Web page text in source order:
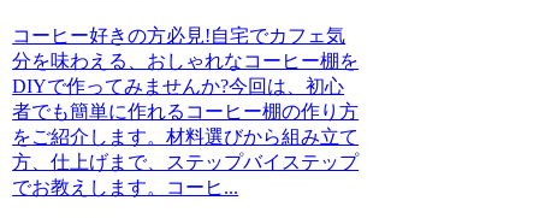
コーヒー好きの方必見!自宅でカフェ気
分を味わえる、おしゃれなコーヒー棚を
DIYで作ってみませんか?今回は、初心
者でも簡単に作れるコーヒー棚の作り方
をご紹介します。材料選びから組み立て
方、仕上げまで、ステップバイステップ
でお教えします。コーヒ...